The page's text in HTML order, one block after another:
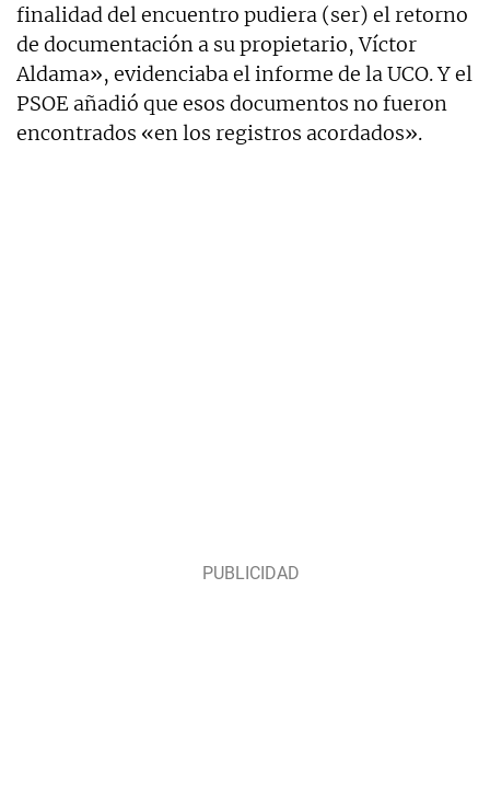
finalidad del encuentro pudiera (ser) el retorno
de documentación a su propietario, Víctor
Aldama», evidenciaba el informe de la UCO. Y el
PSOE añadió que esos documentos no fueron
encontrados «en los registros acordados».